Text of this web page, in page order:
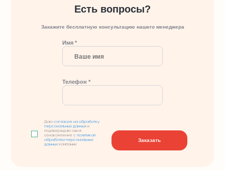
Есть вопросы?
Закажите бесплатную консультацию нашего менеджера
Имя *
Телефон *
Даюсогласие на обработку
персональных данных и
подтверждаю свое
ознакомление сполитикой
обработки персональных
данных компании
Заказать